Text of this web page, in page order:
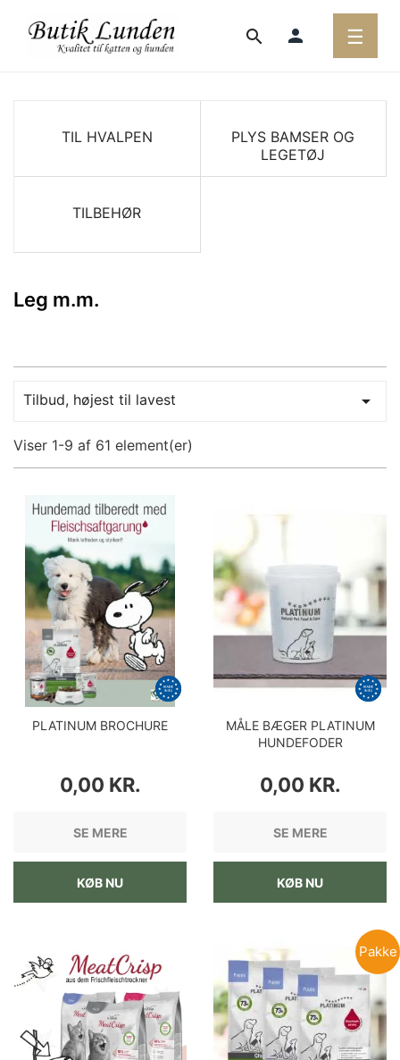
☰
search person
TIL HVALPEN
PLYS BAMSER OG
LEGETØJ
TILBEHØR
Leg m.m.
Tilbud, højest til lavest 
Viser 1-9 af 61 element(er)
PLATINUM BROCHURE
PRIS
0,00 KR.
SE MERE
KØB NU
MÅLE BÆGER PLATINUM
HUNDEFODER
PRIS
0,00 KR.
SE MERE
KØB NU
Pakke